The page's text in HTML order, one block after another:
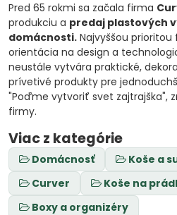
Pred 65 rokmi sa začala firma
produkciu a predaj plastových
domácnosti. Najvyššou
orientácia na design a
neustále vytvára praktické,
prívetivé produkty pre
"Poďme vytvoriť svet zajtrajška",
firmy.
Viac z kategórie
Domácnosť
Koše a
Curver
Koše na
Boxy a organizéry